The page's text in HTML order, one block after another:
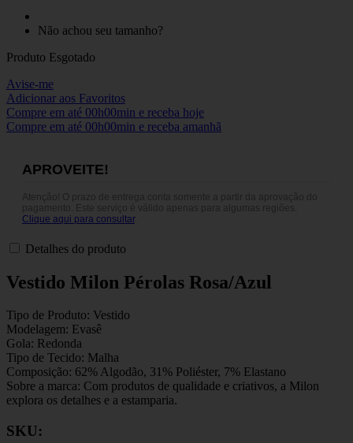
Não achou seu tamanho?
Produto Esgotado
Avise-me
Adicionar aos Favoritos
Compre em até 00h00min e receba hoje
Compre em até 00h00min e receba amanhã
APROVEITE!
Atenção! O prazo de entrega conta somente a partir da aprovação do
pagamento. Este serviço é válido apenas para algumas regiões.
Clique aqui para consultar.
Detalhes do produto
Vestido Milon Pérolas Rosa/Azul
Tipo de Produto: Vestido
Modelagem: Evasê
Gola: Redonda
Tipo de Tecido: Malha
Composição: 62% Algodão, 31% Poliéster, 7% Elastano
Sobre a marca: Com produtos de qualidade e criativos, a Milon
explora os detalhes e a estamparia.
SKU: